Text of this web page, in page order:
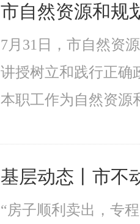
市自然资源和规
7月31日，市自然资
讲授树立和践行正确
本职工作为自然资源
基层动态丨市不
“房子顺利卖出，专